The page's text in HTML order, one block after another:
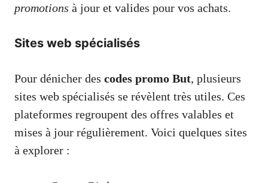
promotions à jour et valides pour vos achats.
Sites web spécialisés
Pour dénicher des codes promo But, plusieurs
sites web spécialisés se révèlent très utiles. Ces
plateformes regroupent des offres valables et
mises à jour régulièrement. Voici quelques sites
à explorer :